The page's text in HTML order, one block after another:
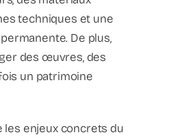
techniques et une
De plus,
des œuvres, des
un patrimoine
les enjeux concrets du